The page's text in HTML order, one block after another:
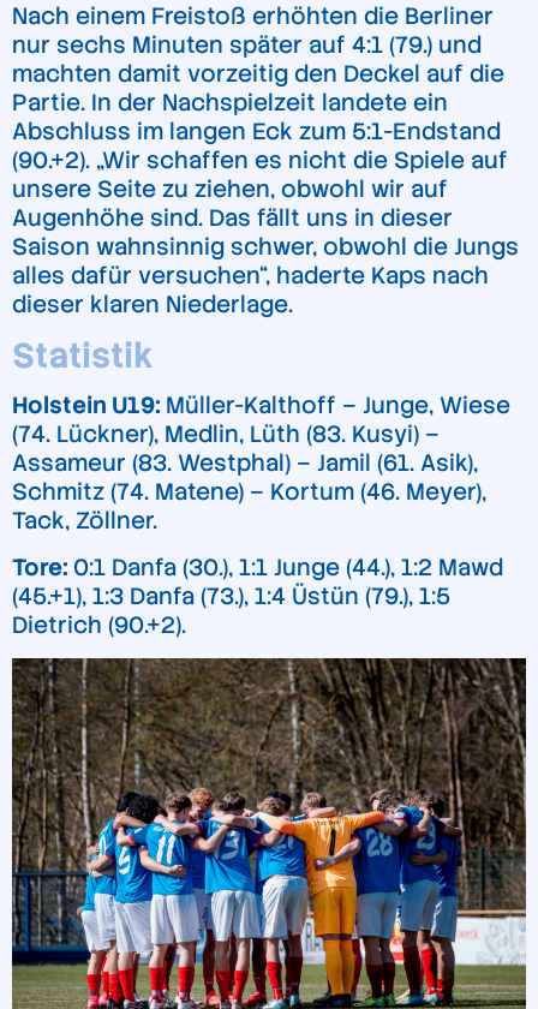
Nach einem Freistoß erhöhten die Berliner
nur sechs Minuten später auf 4:1 (79.) und
machten damit vorzeitig den Deckel auf die
Partie. In der Nachspielzeit landete ein
Abschluss im langen Eck zum 5:1-Endstand
(90.+2). „Wir schaffen es nicht die Spiele auf
unsere Seite zu ziehen, obwohl wir auf
Augenhöhe sind. Das fällt uns in dieser
Saison wahnsinnig schwer, obwohl die Jungs
alles dafür versuchen“, haderte Kaps nach
dieser klaren Niederlage.
Statistik
Holstein U19: Müller-Kalthoff – Junge, Wiese
(74. Lückner), Medlin, Lüth (83. Kusyi) –
Assameur (83. Westphal) – Jamil (61. Asik),
Schmitz (74. Matene) – Kortum (46. Meyer),
Tack, Zöllner.
Tore: 0:1 Danfa (30.), 1:1 Junge (44.), 1:2 Mawd
(45.+1), 1:3 Danfa (73.), 1:4 Üstün (79.), 1:5
Dietrich (90.+2).